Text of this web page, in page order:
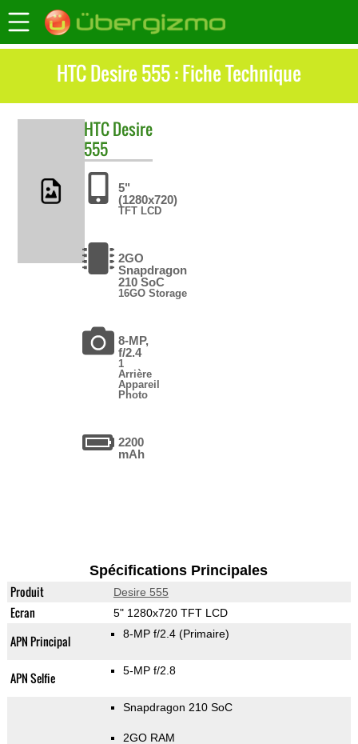
HTC Desire 555 : Fiche Technique
HTCDesire
555
5"
(1280x720)
TFT LCD
2GO
Snapdragon
210 SoC
16GO Storage
8-MP,
f/2.4
1
Arrière
Appareil
Photo
2200
mAh
Spécifications Principales
Produit Desire 555
Ecran 5" 1280x720 TFT LCD
APN Principal 8-MP f/2.4 (Primaire)
APN Selfie 5-MP f/2.8
Snapdragon 210 SoC
2GO RAM